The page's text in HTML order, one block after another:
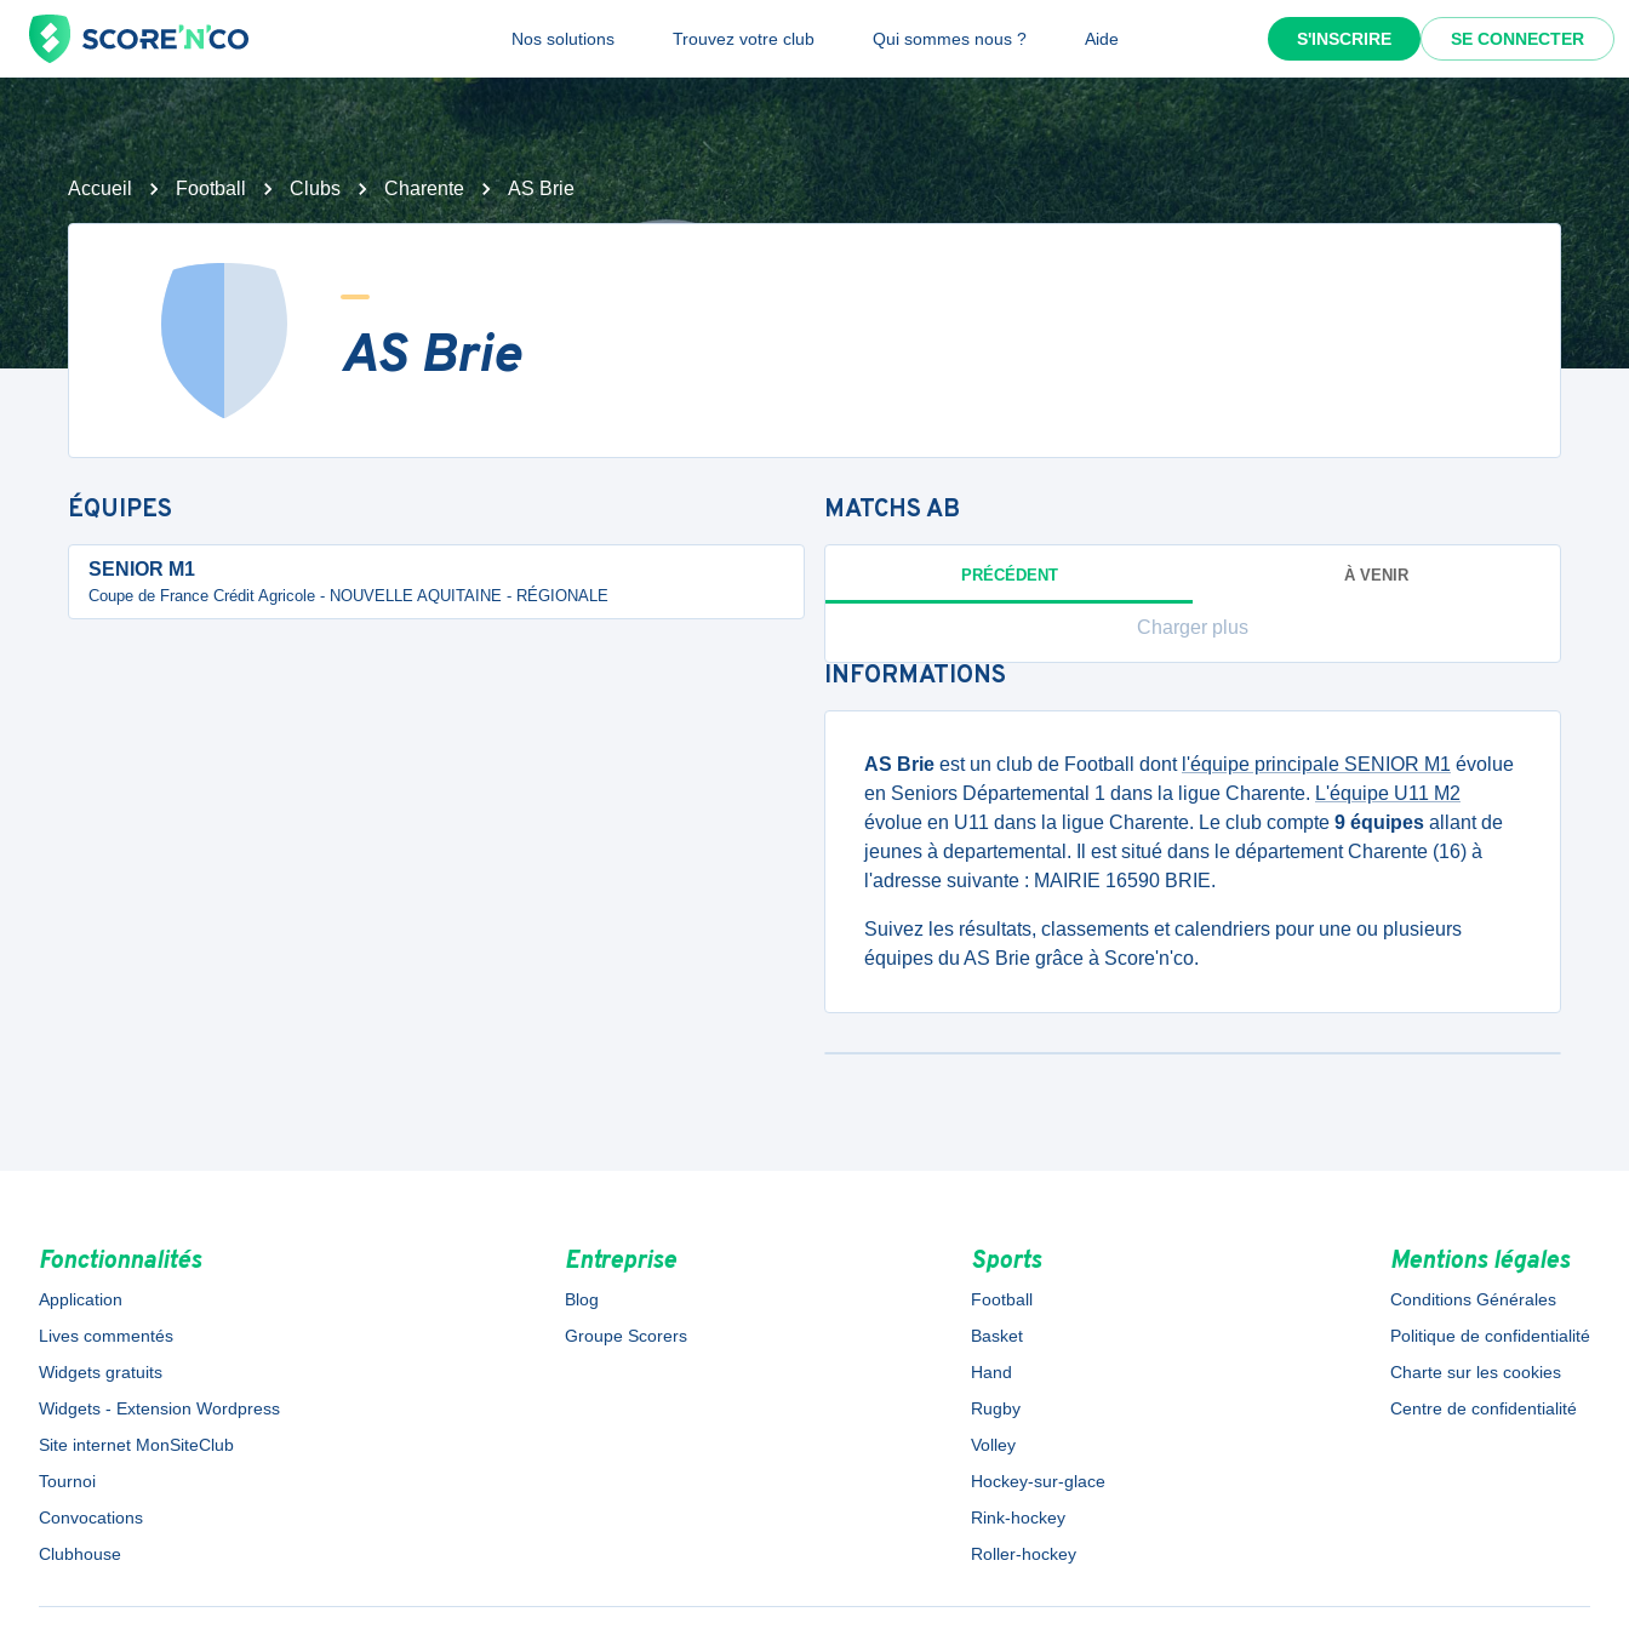
Nos solutions Trouvez votre club Qui sommes nous ? Aide S'INSCRIRE SE CONNECTER
Accueil Football Clubs Charente AS Brie
AS Brie
ÉQUIPES
SENIOR M1
Coupe de France Crédit Agricole - NOUVELLE AQUITAINE - RÉGIONALE
MATCHSAB
PRÉCÉDENT À VENIR
Charger plus
INFORMATIONS
AS Brie est un club de Football dont l'équipe principale SENIOR M1 évolue
en Seniors Départemental 1 dans la ligue Charente. L'équipe U11 M2
évolue en U11 dans la ligue Charente. Le club compte 9 équipes allant de
jeunes à departemental. Il est situé dans le département Charente (16) à
l'adresse suivante : MAIRIE 16590 BRIE.
Suivez les résultats, classements et calendriers pour une ou plusieurs
équipes du AS Brie grâce à Score'n'co.
Fonctionnalités
Application
Lives commentés
Widgets gratuits
Widgets - Extension Wordpress
Site internet MonSiteClub
Tournoi
Convocations
Clubhouse
Entreprise
Blog
Groupe Scorers
Sports
Football
Basket
Hand
Rugby
Volley
Hockey-sur-glace
Rink-hockey
Roller-hockey
Mentions légales
Conditions Générales
Politique de confidentialité
Charte sur les cookies
Centre de confidentialité